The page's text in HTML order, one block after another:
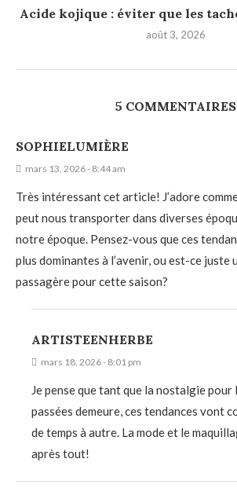
Acide kojique : éviter que les
août 3, 2026
5 COMMENTAIRES
SOPHIELUMIÈRE
mars 13, 2026 - 8:44 am
Très intéressant cet article! J’adore
peut nous transporter dans diverses
notre époque. Pensez-vous que ces
plus dominantes à l’avenir, ou est-ce juste
passagère pour cette saison?
ARTISTEENHERBE
mars 18, 2026 - 8:01 pm
Je pense que tant que la nostalgie pour
passées demeure, ces tendances vont
de temps à autre. La mode et le
après tout!